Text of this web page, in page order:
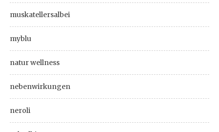
muskatellersalbei
myblu
natur wellness
nebenwirkungen
neroli